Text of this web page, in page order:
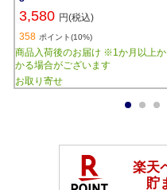
3,580 円(税込)
358 ポイント(10%)
商品入荷後のお届け ※1か月以上か
かる場合がございます
お取り寄せ